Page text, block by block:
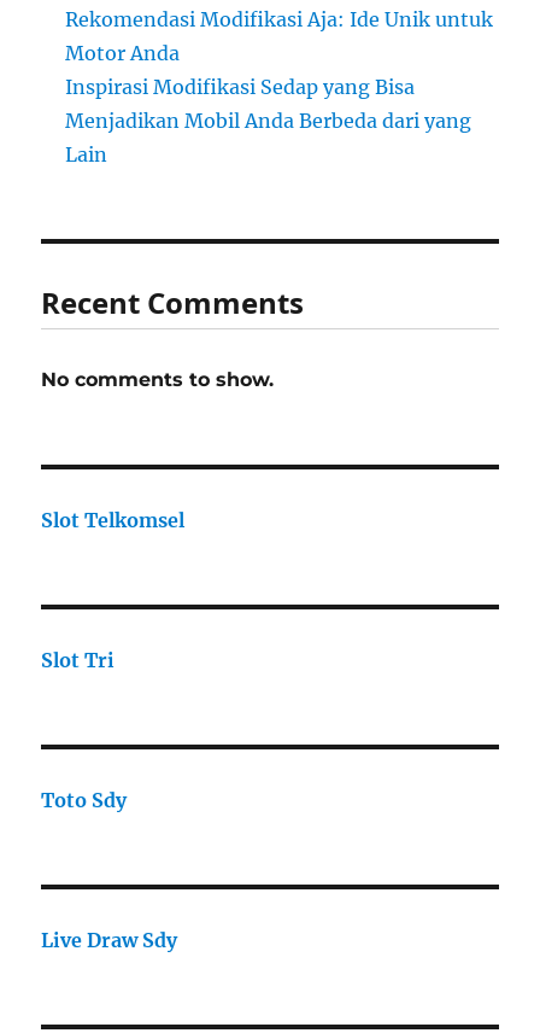
Rekomendasi Modifikasi Aja: Ide Unik untuk
Motor Anda
Inspirasi Modifikasi Sedap yang Bisa
Menjadikan Mobil Anda Berbeda dari yang
Lain
Recent Comments
No comments to show.
Slot Telkomsel
Slot Tri
Toto Sdy
Live Draw Sdy